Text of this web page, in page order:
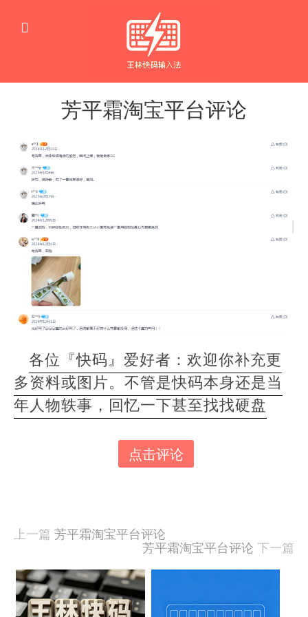
芳平霜淘宝平台评论
各位『快码』爱好者：欢迎你补充更
多资料或图片。不管是快码本身还是当
年人物轶事，回忆一下甚至找找硬盘
本
于
2021-
18
发
布,
点击评论
上一篇 芳平霜淘宝平台评论
芳平霜淘宝平台评论 下一篇
相
关